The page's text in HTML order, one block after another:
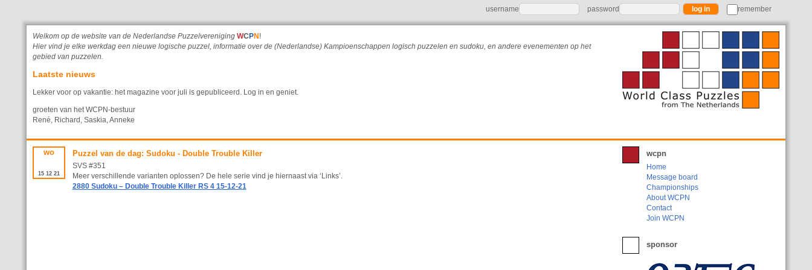
username password remember
Welkom op de website van de Nederlandse Puzzelvereniging WC PN !
Hier vind je elke werkdag een nieuwe logische puzzel, informatie over de (Nederlandse) Kampioenschappen logisch puzzelen en sudoku, en andere evenementen op het
gebied van puzzelen.
Laatste nieuws
Lekker voor op vakantie: het magazine voor juli is gepubliceerd. Log in en geniet.
groeten van het WCPN-bestuur
René, Richard, Saskia, Anneke
wo
15 12 21
Puzzel van de dag: Sudoku - Double Trouble Killer
SVS #351
Meer verschillende varianten oplossen? De hele serie vind je hiernaast via ‘Links’.
2880 Sudoku – Double Trouble Killer RS 4 15-12-21
wcpn
Home
Message board
Championships
About WCPN
Contact
Join WCPN
sponsor